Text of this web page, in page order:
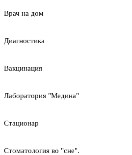
Врач на дом
Диагностика
Вакцинация
Лаборатория "Медина"
Стационар
Стоматология во "сне".